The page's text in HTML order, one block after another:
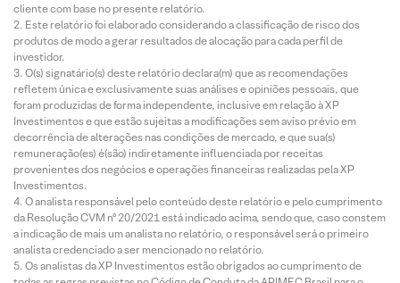
cliente com base no presente relatório.
Este relatório foi elaborado considerando a classificação de risco dos
produtos de modo a gerar resultados de alocação para cada perfil de
investidor.
O(s) signatário(s) deste relatório declara(m) que as recomendações
refletem única e exclusivamente suas análises e opiniões pessoais, que
foram produzidas de forma independente, inclusive em relação à XP
Investimentos e que estão sujeitas a modificações sem aviso prévio em
decorrência de alterações nas condições de mercado, e que sua(s)
remuneração(es) é(são) indiretamente influenciada por receitas
provenientes dos negócios e operações financeiras realizadas pela XP
Investimentos.
O analista responsável pelo conteúdo deste relatório e pelo cumprimento
da Resolução CVM nº 20/2021 está indicado acima, sendo que, caso constem
a indicação de mais um analista no relatório, o responsável será o primeiro
analista credenciado a ser mencionado no relatório.
Os analistas da XP Investimentos estão obrigados ao cumprimento de